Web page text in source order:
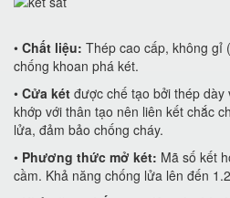
• Chất liệu: Thép cao cấp, không gỉ
chống khoan phá két.
• Cửa két được chế tạo bởi thép
khớp với thân tạo nên liên kết chắc
lửa, đảm bảo chống cháy.
• Phương thức mở két: Mã số kết
cầm. Khả năng chống lửa lên đến